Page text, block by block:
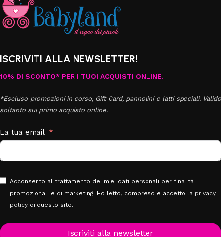
ISCRIVITI ALLA NEWSLETTER!
10% DI SCONTO* PER I TUOI ACQUISTI ONLINE.
*Escluso promozioni in corso, Gift Card, pannolini e latti speciali. Valido
soltanto sul primo acquisto online.
La tua email
Acconsento al trattamento dei miei dati personali per finalità
promozionali e di marketing. Ho letto, compreso e accetto la privacy
policy di questo sito.
Iscriviti alla newsletter